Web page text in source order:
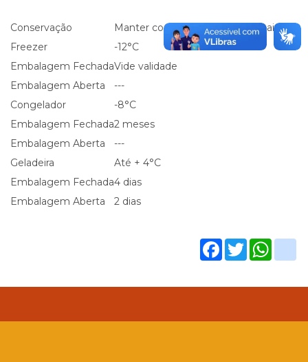
Conservação
Manter congelado a -12°C ou mais frio
Freezer
-12°C
Embalagem FechadaVide validade
Embalagem Aberta
---
Congelador
-8°C
Embalagem Fechada2 meses
Embalagem Aberta
---
Geladeira
Até + 4°C
Embalagem Fechada4 dias
Embalagem Aberta
2 dias
Facebook
Twitter